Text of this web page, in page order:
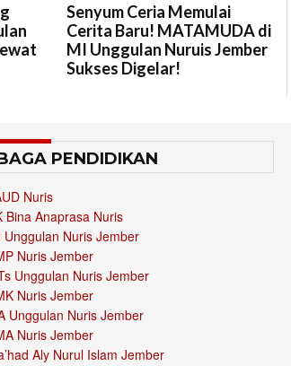
Senyum Ceria Memulai
Cerita Baru! MATAMUDA di
MI Unggulan Nuruis Jember
Sukses Digelar!
PENDIDIKAN
Nuris
Bina Anaprasa Nuris
Unggulan Nuris Jember
Nuris Jember
Unggulan Nuris Jember
Nuris Jember
Unggulan Nuris Jember
Nuris Jember
Aly Nurul Islam Jember